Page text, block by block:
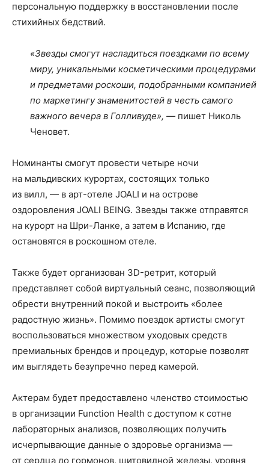
персональную поддержку в восстановлении после
стихийных бедствий.
«Звезды смогут насладиться поездками по всему
миру, уникальными косметическими процедурами
и предметами роскоши, подобранными компанией
по маркетингу знаменитостей в честь самого
важного вечера в Голливуде», — пишет Николь
Ченовет.
Номинанты смогут провести четыре ночи
на мальдивских курортах, состоящих только
из вилл, — в арт-отеле JOALI и на острове
оздоровления JOALI BEING. Звезды также отправятся
на курорт на Шри-Ланке, а затем в Испанию, где
остановятся в роскошном отеле.
Также будет организован 3D-ретрит, который
представляет собой виртуальный сеанс, позволяющий
обрести внутренний покой и выстроить «более
радостную жизнь». Помимо поездок артисты смогут
воспользоваться множеством уходовых средств
премиальных брендов и процедур, которые позволят
им выглядеть безупречно перед камерой.
Актерам будет предоставлено членство стоимостью
в организации Function Health с доступом к сотне
лабораторных анализов, позволяющих получить
исчерпывающие данные о здоровье организма —
от сердца до гормонов, щитовидной железы, уровня